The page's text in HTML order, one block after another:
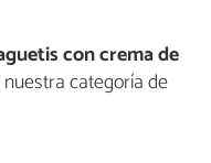
con crema de
categoría de